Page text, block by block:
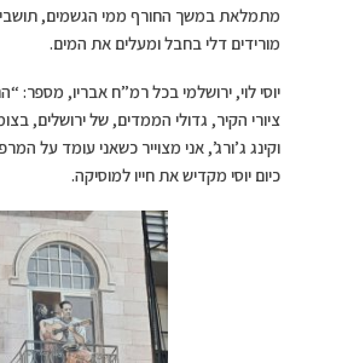
מתמלאת במשך החורף ממי הגשמים, תושבי
מורידים דלי בחבל ומעלים את המים.
יוסי לוי, ירושלמי בכל רמ”ח אבריו, מספר:
ציורי הקיר, גדולי הממדים, של ירושלים,
וקינג ג’ורג’, אני מצוייר כשאני עומד על
כיום יוסי מקדיש את חייו למוסיקה.